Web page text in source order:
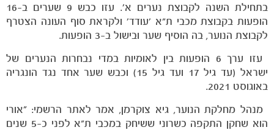
הקבוצות
בתחילת השנה לקבוצת נערים א׳. עזו כבש 9 שערים ב-16
הופעות בקבוצת מכבי ת"א 'עודד' ולקראת סוף העונה הצטרף
לקבוצת הנוער, בה הוסיף שער ובישול ב-3 הופעות.
עזו ערך 6 הופעות בין לאומיות במדי נבחרות הנערים של
ישראל (עד גיל 17 ועד גיל 15) וכבש שער אחד נגד הונגריה
באוגוסט 2021.
מנהל מחלקת הנוער, גיא צוקרמן, אמר לאתר הרשמי: ״אורי
הוא שחקן התקפה כשרוני ששיחק במכבי ת"א לפני כ-5 שנים